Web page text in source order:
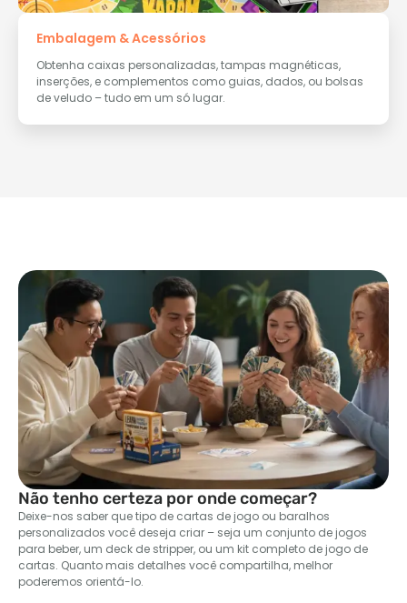
Embalagem & Acessórios
Obtenha caixas personalizadas, tampas magnéticas,
inserções, e complementos como guias, dados, ou bolsas
de veludo – tudo em um só lugar.
Não tenho certeza por onde começar?
Deixe-nos saber que tipo de cartas de jogo ou baralhos
personalizados você deseja criar – seja um conjunto de jogos
para beber, um deck de stripper, ou um kit completo de jogo de
cartas. Quanto mais detalhes você compartilha, melhor
poderemos orientá-lo.